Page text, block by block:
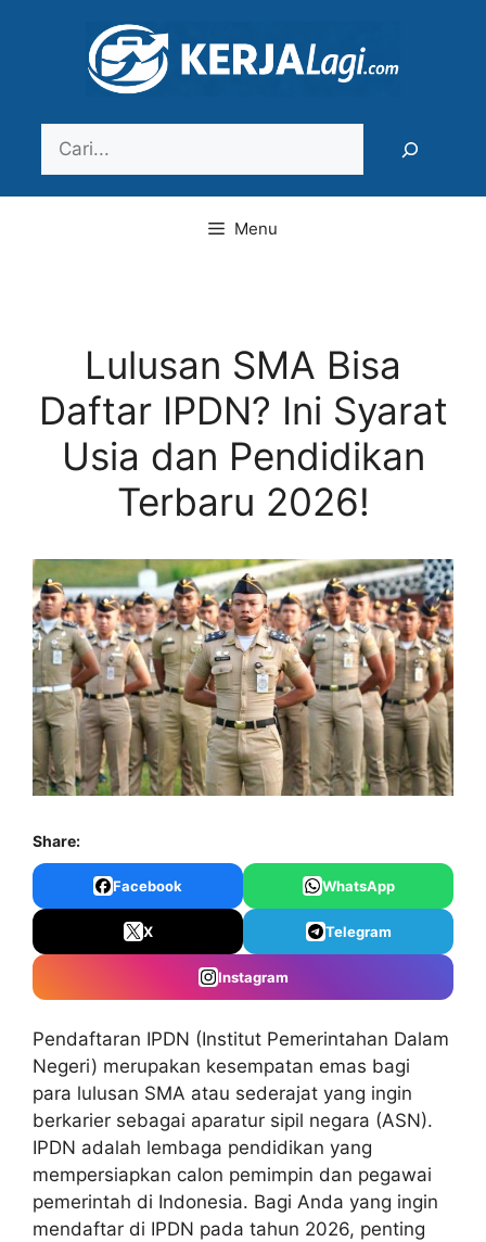
Menu
Lulusan SMA Bisa
Daftar IPDN? Ini Syarat
Usia dan Pendidikan
Terbaru 2026!
Share:
Facebook WhatsApp
X Telegram
Instagram
Pendaftaran IPDN (Institut Pemerintahan Dalam
Negeri) merupakan kesempatan emas bagi
para lulusan SMA atau sederajat yang ingin
berkarier sebagai aparatur sipil negara (ASN).
IPDN adalah lembaga pendidikan yang
mempersiapkan calon pemimpin dan pegawai
pemerintah di Indonesia. Bagi Anda yang ingin
mendaftar di IPDN pada tahun 2026, penting